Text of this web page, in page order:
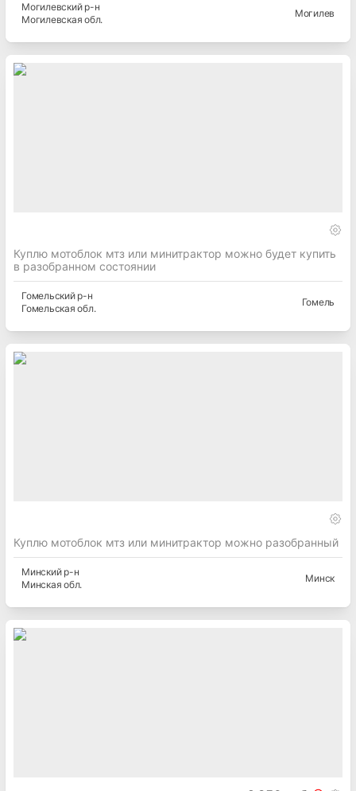
Могилевскийр-н
Могилевская обл.
Могилев
Куплю мотоблок мтз или минитрактор можно будет купить
в разобранном состоянии
Гомельскийр-н
Гомельская обл.
Гомель
Куплю мотоблок мтз или минитрактор можно разобранный
Минскийр-н
Минская обл.
Минск